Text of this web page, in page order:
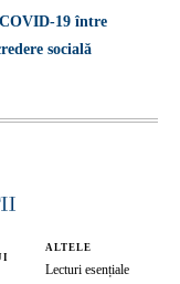
19 între
socială
ALTELE
Lecturi esențiale